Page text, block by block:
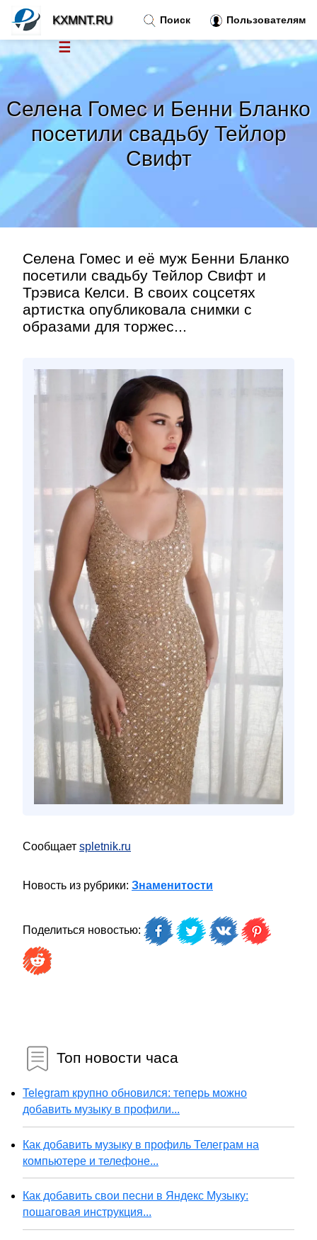
Селена Гомес и Бенни Бланко
посетили свадьбу Тейлор
Свифт
Селена Гомес и её муж Бенни Бланко
посетили свадьбу Тейлор Свифт и
Трэвиса Келси. В своих соцсетях
артистка опубликовала снимки с
образами для торжес...
Сообщает spletnik.ru
Новость из рубрики: Знаменитости
Поделиться новостью:
Топ новости часа
Telegram крупно обновился: теперь можно
добавить музыку в профили...
Как добавить музыку в профиль Телеграм на
компьютере и телефоне...
Как добавить свои песни в Яндекс Музыку:
пошаговая инструкция...
Поиск Пользователям
KXMNT.RU
☰
Новости
Тренды новостей»
»
Правила »